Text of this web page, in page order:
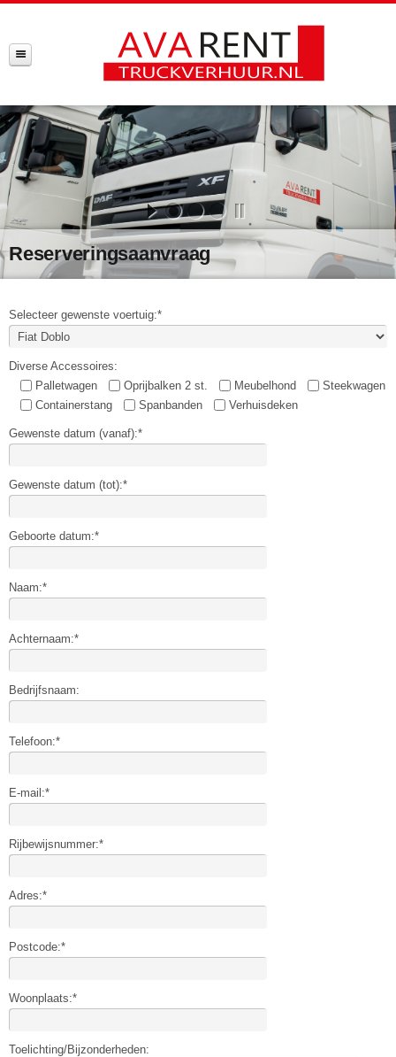
Reserveringsaanvraag
Selecteer gewenste voertuig:*
Diverse Accessoires:
Palletwagen
Oprijbalken 2 st. Meubelhond
Steekwagen
Containerstang
Spanbanden Verhuisdeken
Gewenste datum (vanaf):*
Gewenste datum (tot):*
Geboorte datum:*
Naam:*
Achternaam:*
Bedrijfsnaam:
Telefoon:*
E-mail:*
Rijbewijsnummer:*
Adres:*
Postcode:*
Woonplaats:*
Toelichting/Bijzonderheden: